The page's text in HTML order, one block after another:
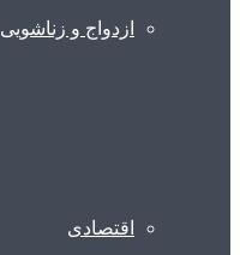
ازدواج و زناشویی
اقتصادی